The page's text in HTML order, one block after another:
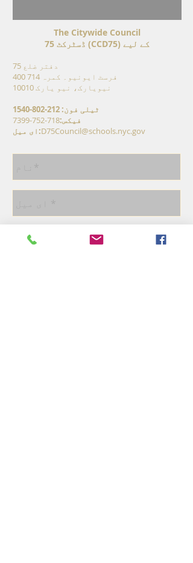
The Citywide Council
ڈسٹرکٹ 75 (CCD75) کے لیے
دفتر ضلع 75
400 فرسٹ ایونیو۔ کمرہ 714
نیویارک، نیو یارک 10010
ٹیلی فون: 212-802-1540
فیکس:718-752-7399
ای میل:D75Council@schools.nyc.gov